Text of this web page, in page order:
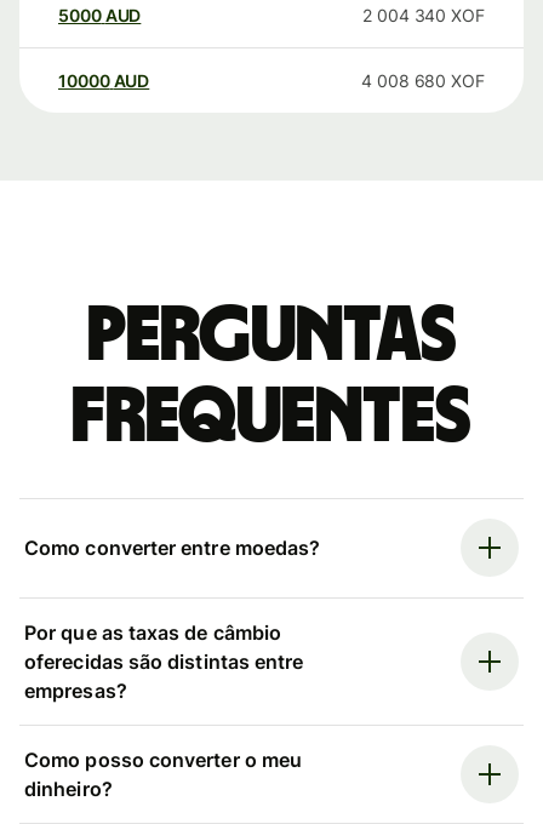
5000AUD 2 004 340 XOF
10000 AUD 4 008 680 XOF
Perguntas
frequentes
Como converter entre moedas?
Por que as taxas de câmbio
oferecidas são distintas entre
empresas?
Como posso converter o meu
dinheiro?